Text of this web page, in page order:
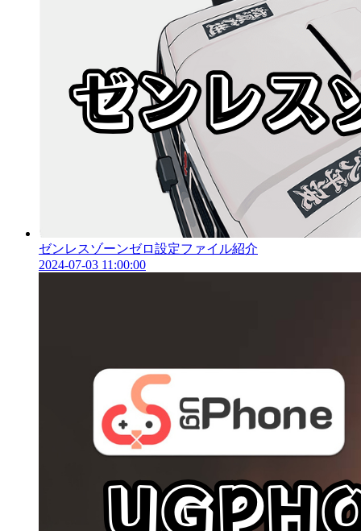
ゼンレスゾーンゼロ設定ファイル紹介
2024-07-03 11:00:00